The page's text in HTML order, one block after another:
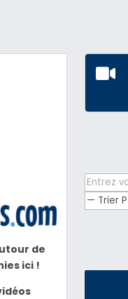
de
ici !
